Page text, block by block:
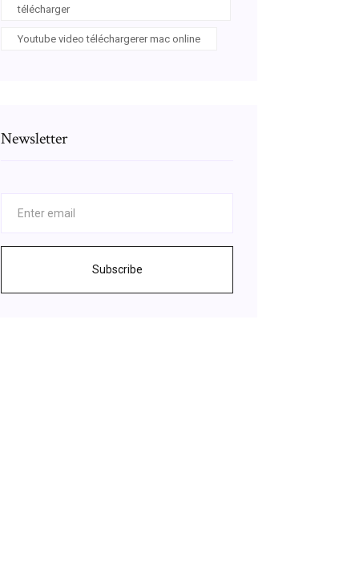
télécharger
Youtube video téléchargerer mac online
Newsletter
Subscribe